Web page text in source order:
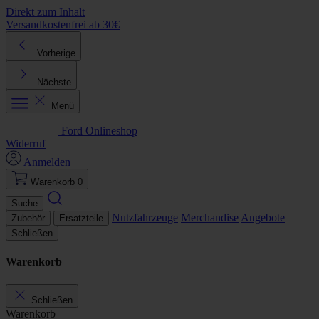
Direkt zum Inhalt
Versandkostenfrei ab 30€
Vorherige
Nächste
Menü
Ford Onlineshop
Widerruf
Anmelden
Warenkorb 0
Suche
Zubehör
Ersatzteile Nutzfahrzeuge Merchandise Angebote
Schließen
Warenkorb
Schließen
Warenkorb